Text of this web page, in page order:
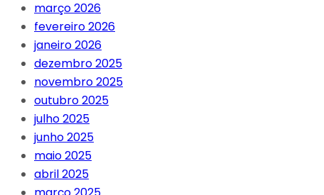
março 2026
fevereiro 2026
janeiro 2026
dezembro 2025
novembro 2025
outubro 2025
julho 2025
junho 2025
maio 2025
abril 2025